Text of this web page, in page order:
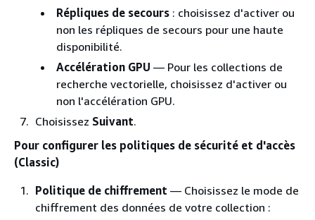
Répliques de secours : choisissez d'activer ou
non les répliques de secours pour une haute
disponibilité.
Accélération GPU — Pour les collections de
recherche vectorielle, choisissez d'activer ou
non l'accélération GPU.
Choisissez Suivant.
Pour configurer les politiques de sécurité et d'accès
(Classic)
Politique de chiffrement — Choisissez le mode de
chiffrement des données de votre collection :